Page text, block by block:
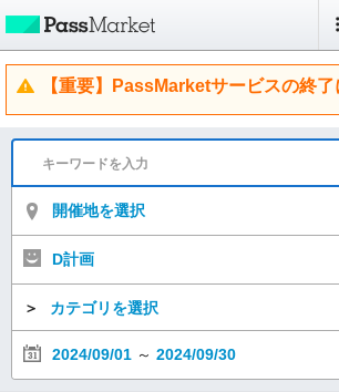
【重要】PassMarketサービスの終了
開催地を選択
D計画
＞ カテゴリを選択
2024/09/01 ～ 2024/09/30